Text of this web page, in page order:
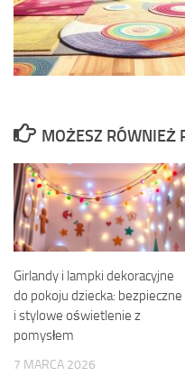
MOŻESZ RÓWNIEŻ
Girlandy i lampki dekoracyjne
do pokoju dziecka: bezpieczne
i stylowe oświetlenie z
pomysłem
7 MARCA 2026